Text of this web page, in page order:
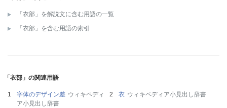
「衣部」を解説文に含む用語の一覧
「衣部」を含む用語の索引
「衣部」の関連用語
字体のデザイン差 ウィキペディ
ア小見出し辞書
衣 ウィキペディア小見出し辞書